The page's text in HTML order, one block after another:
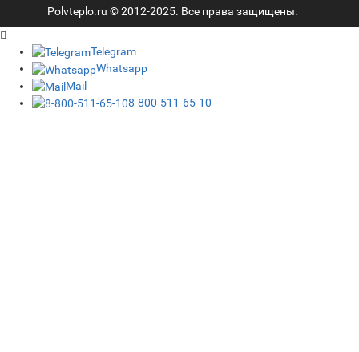
Polvteplo.ru © 2012-2025. Все права защищены.
Telegram
Whatsapp
Mail
8-800-511-65-10